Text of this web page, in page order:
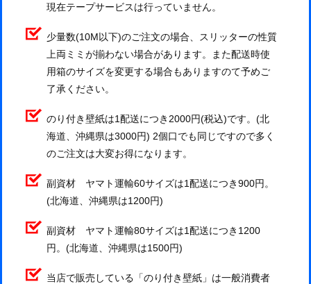
現在テープサービスは行っていません。
少量数(10M以下)のご注文の場合、スリッターの性質
上両ミミが揃わない場合があります。また配送時使
用箱のサイズを変更する場合もありますのて予めご
了承ください。
のり付き壁紙は1配送につき2000円(税込)です。(北
海道、沖縄県は3000円) 2個口でも同じですので多く
のご注文は大変お得になります。
副資材 ヤマト運輸60サイズは1配送につき900円。
(北海道、沖縄県は1200円)
副資材 ヤマト運輸80サイズは1配送につき1200
円。(北海道、沖縄県は1500円)
当店で販売している「のり付き壁紙」は一般消費者